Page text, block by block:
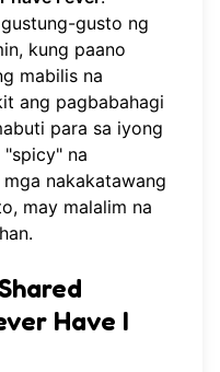
gusto ng
kung paano
mabilis na
ang pagbabahagi
para sa iyong
"spicy" na
nakakatawang
may malalim na
Have I